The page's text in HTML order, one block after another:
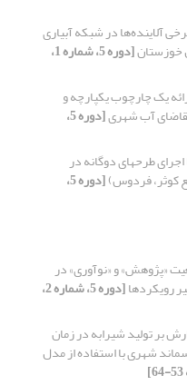
آلاینده‌ها در شبکه آبیاری
[دوره 5، شماره 1،
یک چارچوب یکپارچه و
آب شهری [دوره 5،
نحوه‌ تأمین آب شرب با اجرای طرح‎های دوگانه در
کوثر، فردوس) [دوره 5،
«پژوهش» و «نوآوری» در
رویکردها [دوره 5، شماره 2،
بر تولید شیرابه در زمان
شهری با استفاده از مدل